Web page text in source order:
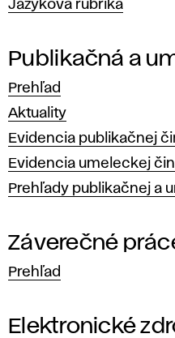
Jazyková rubrika
Publikačná a
Prehľad
Aktuality
Evidencia publikačnej
Evidencia umeleckej
Prehľady publikačnej a
Záverečné
Prehľad
Elektronické